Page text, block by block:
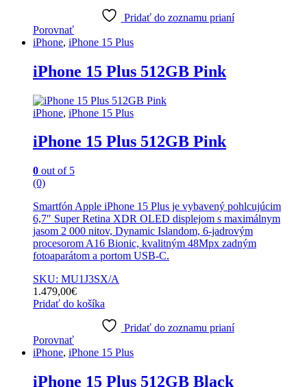
Pridať do zoznamu prianí
Porovnať
iPhone, iPhone 15 Plus
iPhone 15 Plus 512GB Pink
iPhone, iPhone 15 Plus
iPhone 15 Plus 512GB Pink
0 out of 5
(0)
Smartfón Apple iPhone 15 Plus je vybavený pohlcujúcim
6,7″ Super Retina XDR OLED displejom s maximálnym
jasom 2 000 nitov, Dynamic Islandom, 6-jadrovým
procesorom A16 Bionic, kvalitným 48Mpx zadným
fotoaparátom a portom USB-C.
SKU: MU1J3SX/A
1.479,00€
Pridať do košíka
Pridať do zoznamu prianí
Porovnať
iPhone, iPhone 15 Plus
iPhone 15 Plus 512GB Black